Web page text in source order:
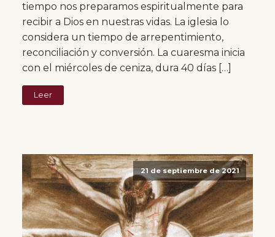
tiempo nos preparamos espiritualmente para
recibir a Dios en nuestras vidas. La iglesia lo
considera un tiempo de arrepentimiento,
reconciliación y conversión. La cuaresma inicia
con el miércoles de ceniza, dura 40 días […]
Leer
21 de septiembre de 2021